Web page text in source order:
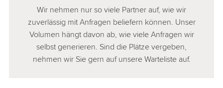
Wir nehmen nur so viele Partner auf, wie wir
zuverlässig mit Anfragen beliefern können. Unser
Volumen hängt davon ab, wie viele Anfragen wir
selbst generieren. Sind die Plätze vergeben,
nehmen wir Sie gern auf unsere Warteliste auf.